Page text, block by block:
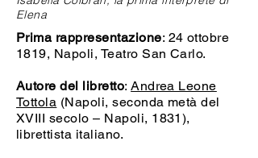
Elena
Prima rappresentazione: 24 ottobre
1819, Napoli, Teatro San Carlo.
Autore del libretto:Andrea Leone
Tottola (Napoli, seconda metà del
XVIII secolo – Napoli, 1831),
librettista italiano.